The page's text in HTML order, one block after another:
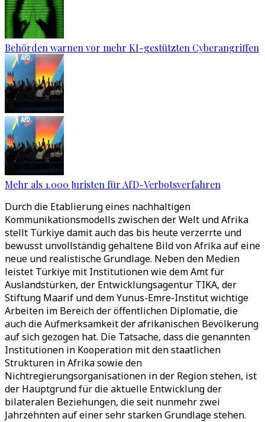
Behörden warnen vor mehr KI-gestützten Cyberangriffen
Mehr als 1.000 Juristen für AfD-Verbotsverfahren
Durch die Etablierung eines nachhaltigen
Kommunikationsmodells zwischen der Welt und Afrika
stellt Türkiye damit auch das bis heute verzerrte und
bewusst unvollständig gehaltene Bild von Afrika auf eine
neue und realistische Grundlage. Neben den Medien
leistet Türkiye mit Institutionen wie dem Amt für
Auslandstürken, der Entwicklungsagentur TIKA, der
Stiftung Maarif und dem Yunus-Emre-Institut wichtige
Arbeiten im Bereich der öffentlichen Diplomatie, die
auch die Aufmerksamkeit der afrikanischen Bevölkerung
auf sich gezogen hat. Die Tatsache, dass die genannten
Institutionen in Kooperation mit den staatlichen
Strukturen in Afrika sowie den
Nichtregierungsorganisationen in der Region stehen, ist
der Hauptgrund für die aktuelle Entwicklung der
bilateralen Beziehungen, die seit nunmehr zwei
Jahrzehnten auf einer sehr starken Grundlage stehen.